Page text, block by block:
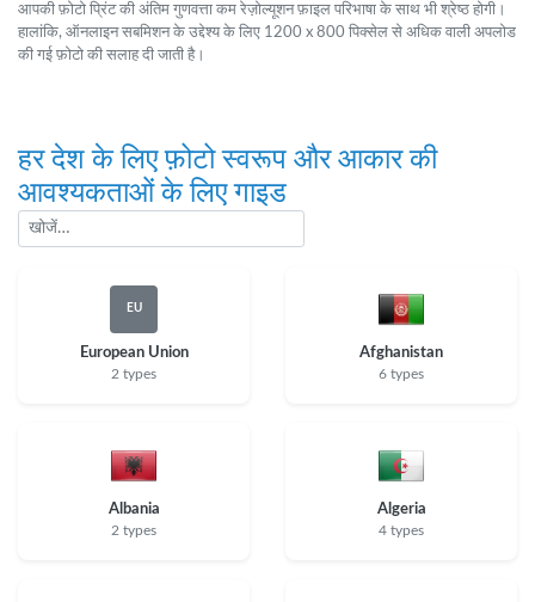
आपकी फ़ोटो प्रिंट की अंतिम गुणवत्ता कम रेज़ोल्यूशन फ़ाइल परिभाषा के साथ भी श्रेष्ठ होगी।
हालांकि, ऑनलाइन सबमिशन के उद्देश्य के लिए 1200 x 800 पिक्सेल से अधिक वाली अपलोड
की गई फ़ोटो की सलाह दी जाती है।
हर देश के लिए फ़ोटो स्वरूप और आकार की
आवश्यकताओं के लिए गाइड
EU
European Union
2 types
Afghanistan
6 types
Albania
2 types
Algeria
4 types